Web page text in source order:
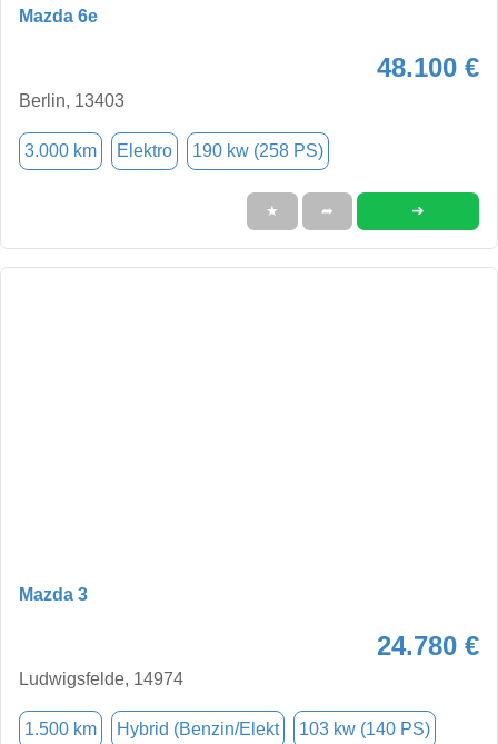
Mazda 6e
48.100 €
Berlin, 13403
3.000 km Elektro 190 kw (258 PS)
★ ➦ ➜
Mazda 3
24.780 €
Ludwigsfelde, 14974
1.500 km Hybrid (Benzin/Elekt 103 kw (140 PS)